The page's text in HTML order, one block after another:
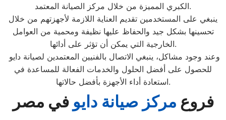
الكبري المميزة من خلال مركز الصيانة المعتمد.
ينبغي على المستخدمين تقديم العناية اللازمة لأجهزتهم من خلال
تحسينها بشكل جيد والحفاظ عليها نظيفة ومحمية من العوامل
الخارجية التي يمكن أن تؤثر على أدائها.
للحصول على أفضل الحلول والخدمات الفعالة للمساعدة في
استعادة أداء الأجهزة بأفضل حالاتها.
فروع مركز صيانة دايو في مصر